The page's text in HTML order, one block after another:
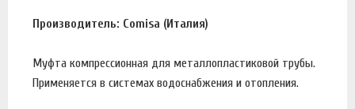
Производитель: Comisa (Италия)
Муфта компрессионная для металлопластиковой трубы.
Применяется в системах водоснабжения и отопления.